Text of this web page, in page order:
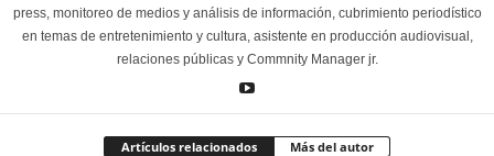
press, monitoreo de medios y análisis de información, cubrimiento periodístico
en temas de entretenimiento y cultura, asistente en producción audiovisual,
relaciones públicas y Commnity Manager jr.
Artículos relacionados Más del autor